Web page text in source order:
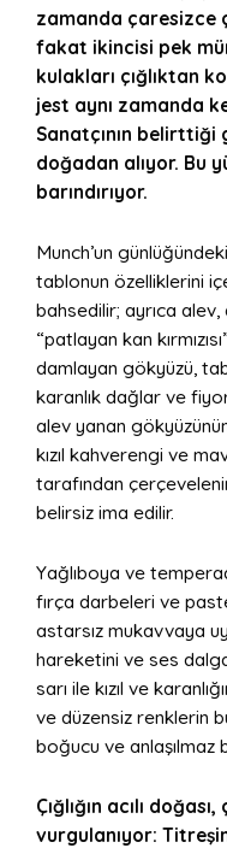
zamanda çaresizce
fakat ikincisi pek
kulakları çığlıktan
jest aynı zamanda
Sanatçının belirttiği
doğadan alıyor. Bu
barındırıyor.
Munch’un
tablonun özelliklerini
bahsedilir; ayrıca
“patlayan kan
damlayan gökyüzü,
karanlık dağlar ve
alev yanan
kızıl kahverengi ve
tarafından
belirsiz ima edilir.
Yağlıboya ve
fırça darbeleri ve
astarsız mukavvaya
hareketini ve ses
sarı ile kızıl ve
ve düzensiz renklerin
boğucu ve anlaşılmaz
Çığlığın acılı
vurgulanıyor: